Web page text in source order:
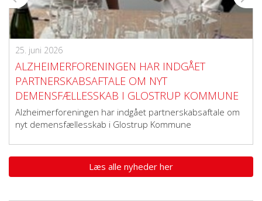
25. juni 2026
ALZHEIMERFORENINGEN HAR INDGÅET
PARTNERSKABSAFTALE OM NYT
DEMENSFÆLLESSKAB I GLOSTRUP KOMMUNE
Alzheimerforeningen har indgået partnerskabsaftale om
nyt demensfællesskab i Glostrup Kommune
Læs alle nyheder her